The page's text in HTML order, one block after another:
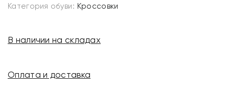
Категория обуви: Кроссовки
В наличии на складах
Оплата и доставка